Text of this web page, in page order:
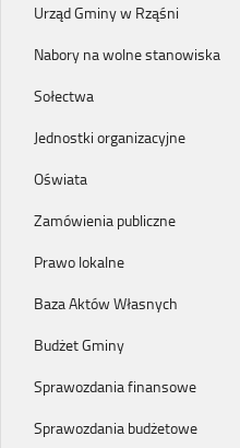
Urząd Gminy w Rząśni
Nabory na wolne stanowiska
Sołectwa
Jednostki organizacyjne
Oświata
Zamówienia publiczne
Prawo lokalne
Baza Aktów Własnych
Budżet Gminy
Sprawozdania finansowe
Sprawozdania budżetowe